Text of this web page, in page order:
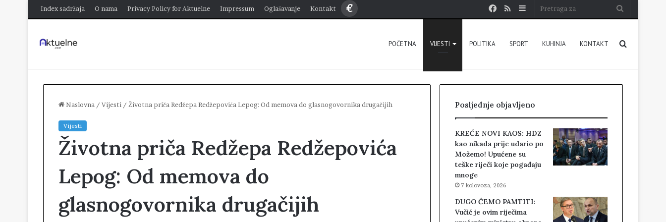
Index sadržaja O nama Privacy Policy for Aktuelne Impressum Oglašavanje Kontakt € Sidebar
RSS
Facebook
POČETNA VIJESTI POLITIKA SPORT KUHINJA KONTAKT Pretraga
Naslovna / Vijesti / Životna priča Redžepa Redžepovića Lepog: Od memova do glasnogovornika drugačijih
Vijesti
Životna priča Redžepa Redžepovića
Lepog: Od memova do
glasnogovornika drugačijih
Posljednje objavljeno
KREĆE NOVI KAOS: HDZ
kao nikada prije udario po
Možemo! Upućene su
teške riječi koje pogađaju
mnoge
7 kolovoza, 2026
DUGO ĆEMO PAMTITI:
Vučić je ovim riječima